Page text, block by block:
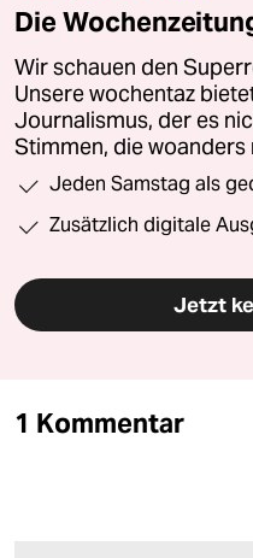
Die
Wir schauen den
Unsere wochentaz
Journalismus, der es
Stimmen, die
Jeden Samstag als
Zusätzlich digitale
Jetzt
1 Kommentar